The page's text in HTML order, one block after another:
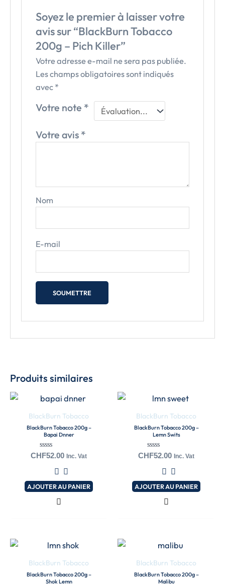
Soyez le premier à laisser votre
avis sur “BlackBurn Tobacco
200g – Pich Killer”
Votre adresse e-mail ne sera pas publiée.
Les champs obligatoires sont indiqués
avec *
Votre note *
Votre avis *
Nom
E-mail
Produits similaires
BlackBurn Tobacco
BlackBurn Tobacco 200g –
Bapai Dnner
Note
CHF52.00 Inc. Vat
AJOUTER AU PANIER
BlackBurn Tobacco
BlackBurn Tobacco 200g –
Lemn Swits
Note
CHF52.00 Inc. Vat
AJOUTER AU PANIER
BlackBurn Tobacco
BlackBurn Tobacco 200g –
Shok Lemn
BlackBurn Tobacco
BlackBurn Tobacco 200g –
Malibu